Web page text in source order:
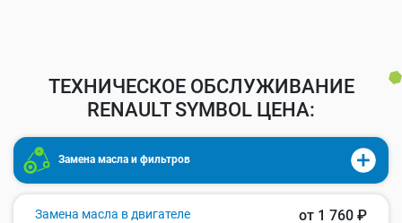
ТЕХНИЧЕСКОЕ ОБСЛУЖИВАНИЕ
RENAULT SYMBOL ЦЕНА:
Замена масла и фильтров
Замена масла в двигателе от 1 760 ₽